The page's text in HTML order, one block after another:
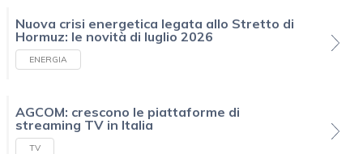
Nuova crisi energetica legata allo Stretto di
Hormuz: le novità di luglio 2026
ENERGIA
AGCOM: crescono le piattaforme di
streaming TV in Italia
TV